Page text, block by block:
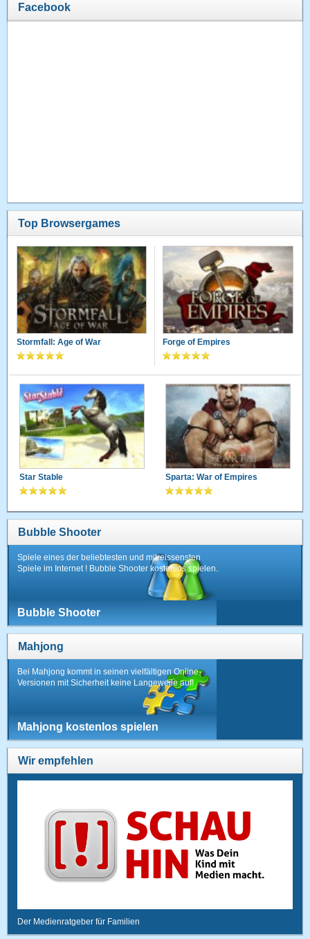
Facebook
Top Browsergames
Stormfall: Age of War Forge of Empires
Star Stable Sparta: War of Empires
Bubble Shooter
Spiele eines der beliebtesten und mitreissensten
Spiele im Internet ! Bubble Shooter kostenlos spielen.
Bubble Shooter
Mahjong
Bei Mahjong kommt in seinen vielfältigen Online-
Versionen mit Sicherheit keine Langeweile auf!
Mahjong kostenlos spielen
Wir empfehlen
Der Medienratgeber für Familien